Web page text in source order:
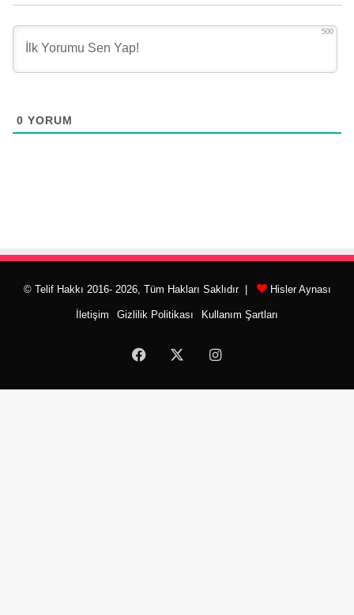
500
0 YORUM
© Telif Hakkı 2016- 2026, Tüm Hakları Saklıdır | Hisler Aynası
İletişim Gizlilik Politikası Kullanım Şartları
Facebook Instagram